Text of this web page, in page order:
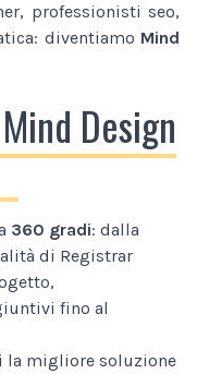
professionisti seo,
diventiamo Mind
Design
360 gradi: dalla
di Registrar
fino al
la migliore soluzione